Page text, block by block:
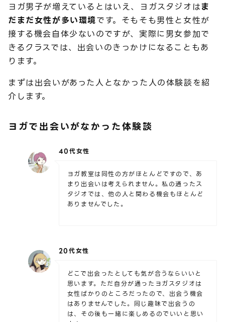
ヨガ男子が増えているとはいえ、ヨガスタジオはま
だまだ女性が多い環境です。そもそも男性と女性が
接する機会自体少ないのですが、実際に男女参加で
きるクラスでは、出会いのきっかけになることもあ
ります。
まずは出会いがあった人となかった人の体験談を紹
介します。
ヨガで出会いがなかった体験談
40代女性
ヨガ教室は同性の方がほとんどですので、あ
まり出会いは考えられません。私の通ったス
タジオでは、他の人と関わる機会もほとんど
ありませんでした。
20代女性
どこで出会ったとしても気が合うならいいと
思います。ただ自分が通ったヨガスタジオは
女性ばかりのところだったので、出会う機会
はありませんでした。同じ趣味で出会うの
は、その後も一緒に楽しめるのでいいと思い